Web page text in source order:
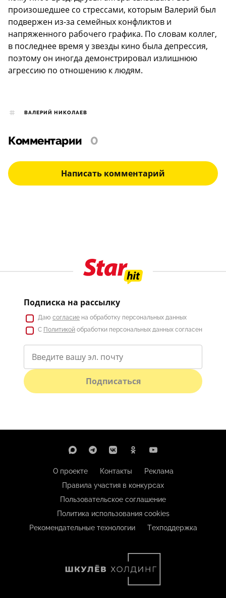
произошедшее со стрессами, которым Валерий был
подвержен из-за семейных конфликтов и
напряженного рабочего графика. По словам коллег,
в последнее время у звезды кино была депрессия,
поэтому он иногда демонстрировал излишнюю
агрессию по отношению к людям.
ВАЛЕРИЙ НИКОЛАЕВ
Комментарии 0
Написать комментарий
Подписка на рассылку
Даю согласие на обработку персональных данных
С Политикой обработки персональных данных согласен
Подписаться
О проекте Контакты
Реклама
Правила участия в конкурсах
Пользовательское соглашение
Политика использования cookies
Рекомендательные технологии
Техподдержка